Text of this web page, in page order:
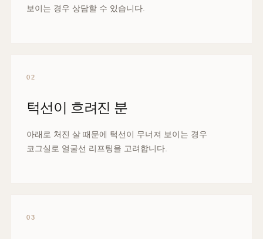
보이는 경우 상담할 수 있습니다.
02
턱선이 흐려진 분
아래로 처진 살 때문에 턱선이 무너져 보이는 경우
코그실로 얼굴선 리프팅을 고려합니다.
03